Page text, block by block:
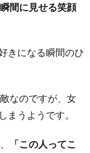
間に見せる笑顔
きになる瞬間のひ
なのですが、女
まうようです。
「この人ってこ